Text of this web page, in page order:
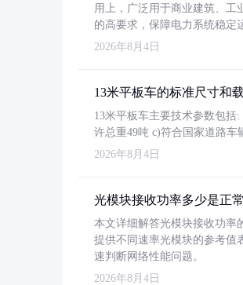
用上，广泛用于商业建筑、工
的高要求，保障电力系统稳定
2026年8月4日
13米平板车的标准尺寸和
13米平板车主要技术参数包括
许总重49吨 c)符合国家道路
2026年8月4日
光模块接收功率多少是正常
本文详细解答光模块接收功率
提供不同速率光模块的参考值
速判断网络性能问题。
2026年8月4日